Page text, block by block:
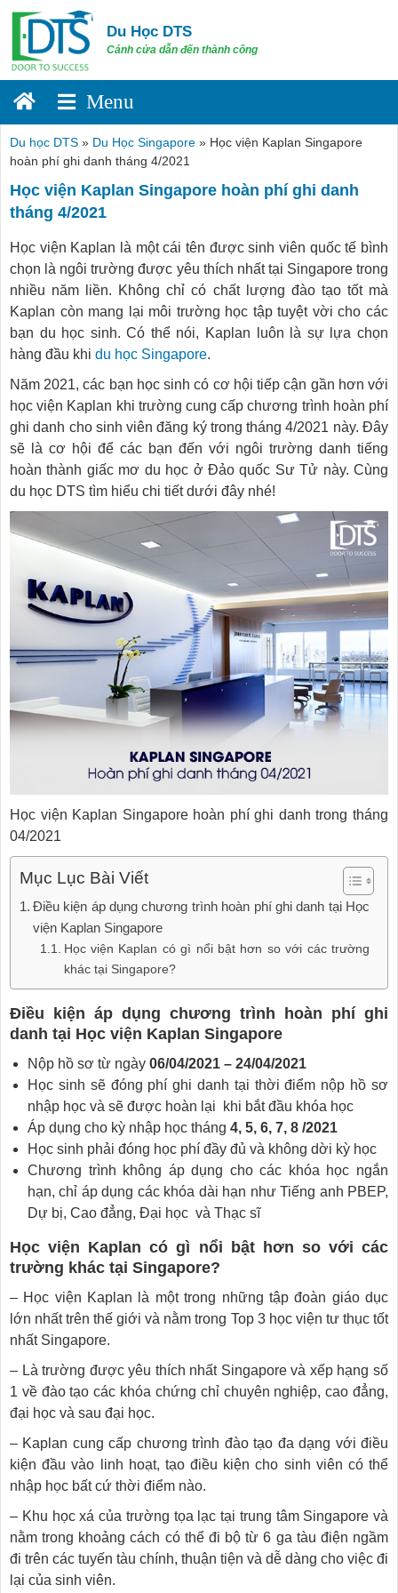
Du Học DTS
Cánh cửa dẫn đến thành công
Du học DTS » Du Học Singapore » Học viện Kaplan Singapore
hoàn phí ghi danh tháng 4/2021
Học viện Kaplan Singapore hoàn phí ghi danh
tháng 4/2021
Học viện Kaplan là một cái tên được sinh viên quốc tế bình
chọn là ngôi trường được yêu thích nhất tại Singapore trong
nhiều năm liền. Không chỉ có chất lượng đào tạo tốt mà
Kaplan còn mang lại môi trường học tập tuyệt vời cho các
bạn du học sinh. Có thể nói, Kaplan luôn là sự lựa chọn
hàng đầu khi du học Singapore.
Năm 2021, các bạn học sinh có cơ hội tiếp cận gần hơn với
học viện Kaplan khi trường cung cấp chương trình hoàn phí
ghi danh cho sinh viên đăng ký trong tháng 4/2021 này. Đây
sẽ là cơ hội để các bạn đến với ngôi trường danh tiếng
hoàn thành giấc mơ du học ở Đảo quốc Sư Tử này. Cùng
du học DTS tìm hiểu chi tiết dưới đây nhé!
Học viện Kaplan Singapore hoàn phí ghi danh trong tháng
04/2021
Mục Lục Bài Viết
Điều kiện áp dụng chương trình hoàn phí ghi danh tại Học
viện Kaplan Singapore
Học viện Kaplan có gì nổi bật hơn so với các trường
khác tại Singapore?
Điều kiện áp dụng chương trình hoàn phí ghi
danh tại Học viện Kaplan Singapore
Nộp hồ sơ từ ngày 06/04/2021 – 24/04/2021
Học sinh sẽ đóng phí ghi danh tại thời điểm nộp hồ sơ
nhập học và sẽ được hoàn lại khi bắt đầu khóa học
Áp dụng cho kỳ nhập học tháng 4, 5, 6, 7, 8 /2021
Học sinh phải đóng học phí đầy đủ và không dời kỳ học
Chương trình không áp dụng cho các khóa học ngắn
hạn, chỉ áp dụng các khóa dài hạn như Tiếng anh PBEP,
Dự bị, Cao đẳng, Đại học và Thạc sĩ
Học viện Kaplan có gì nổi bật hơn so với các
trường khác tại Singapore?
– Học viện Kaplan là một trong những tập đoàn giáo dục
lớn nhất trên thế giới và nằm trong Top 3 học viện tư thục tốt
nhất Singapore.
– Là trường được yêu thích nhất Singapore và xếp hạng số
1 về đào tạo các khóa chứng chỉ chuyên nghiệp, cao đẳng,
đại học và sau đại học.
– Kaplan cung cấp chương trình đào tạo đa dạng với điều
kiện đầu vào linh hoạt, tạo điều kiện cho sinh viên có thể
nhập học bất cứ thời điểm nào.
– Khu học xá của trường tọa lạc tại trung tâm Singapore và
nằm trong khoảng cách có thể đi bộ từ 6 ga tàu điện ngầm
đi trên các tuyến tàu chính, thuận tiện và dễ dàng cho việc đi
lại của sinh viên.